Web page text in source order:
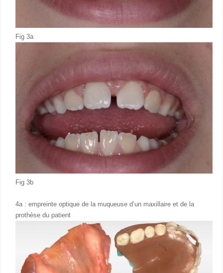
Fig 3a
Fig 3b
4a : empreinte optique de la muqueuse d’un maxillaire et de la
prothèse du patient